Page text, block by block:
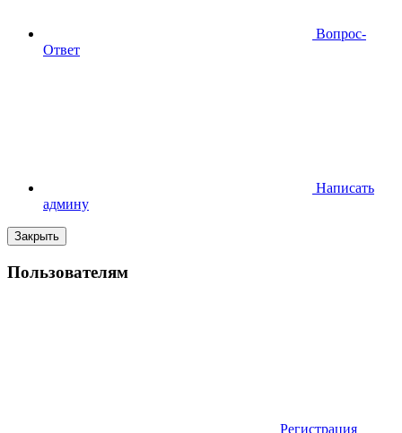
Вопрос-
Ответ
Написать
админу
Закрыть
Пользователям
Регистрация